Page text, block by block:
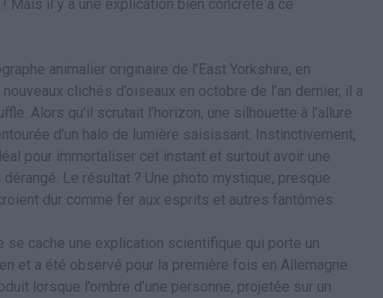
Mais il y a une explication bien concrète à ce
animalier originaire de l’East Yorkshire, en
clichés d’oiseaux en octobre de l’an dernier, il a
Alors qu’il scrutait l’horizon, une silhouette à l’allure
d’un halo de lumière saisissant. Instinctivement,
pour immortaliser cet instant et surtout avoir une
Le résultat ? Une photo mystique, presque
dur comme fer aux esprits et autres fantômes.
cache une explication scientifique qui porte un
et a été observé pour la première fois en Allemagne
lorsque l’ombre d’une personne, projetée sur un